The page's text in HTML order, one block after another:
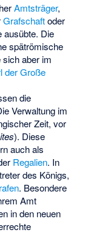
Amtsträger,
Grafschaftoder
ausübte. Die
spätrömische
sich aber im
der Große
die
Verwaltung im
Zeit, vor
). Diese
auch als
Regalien. In
des Königs,
. Besondere
Amt
in den neuen